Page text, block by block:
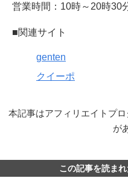
営業時間：10時～20時
■関連サイト
genten
クイーポ
本記事はアフィリエイトプ
が
この記事を読ま